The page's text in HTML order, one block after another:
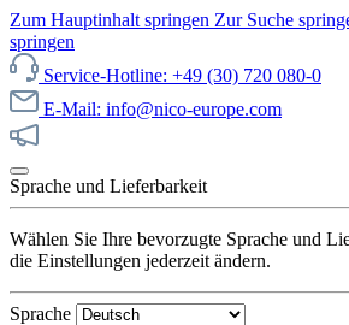
Zum Hauptinhalt springen Zur Suche
springen
Service-Hotline: +49 (30) 720 080-0
E-Mail: info@nico-europe.com
Sprache und Lieferbarkeit
Wählen Sie Ihre bevorzugte Sprache und
die Einstellungen jederzeit ändern.
Sprache